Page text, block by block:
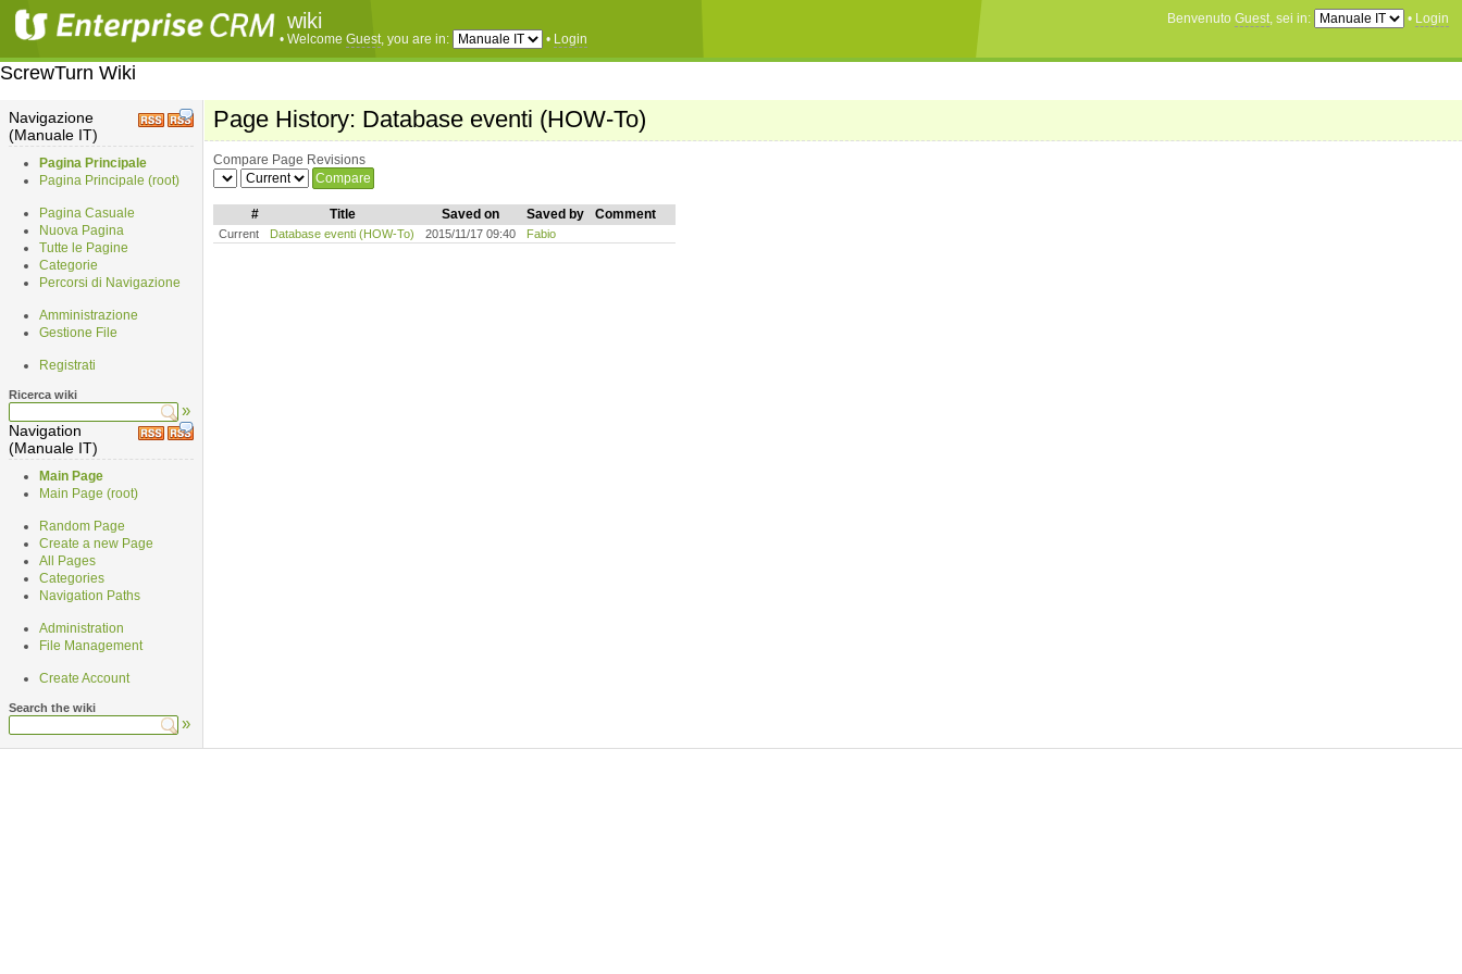
wiki Benvenuto Guest, sei in: • Login
• Welcome Guest, you are in: • Login
ScrewTurn Wiki
Navigazione
(Manuale IT)
Pagina Principale
Pagina Principale (root)
Pagina Casuale
Nuova Pagina
Tutte le Pagine
Categorie
Percorsi di Navigazione
Amministrazione
Gestione File
Registrati
Ricerca wiki
»
Navigation
(Manuale IT)
Main Page
Main Page (root)
Random Page
Create a new Page
All Pages
Categories
Navigation Paths
Administration
File Management
Create Account
Search the wiki
»
Page History: Database eventi (HOW-To)
Compare Page Revisions
# Title Saved on Saved by Comment
Current Database eventi (HOW-To) 2015/11/17 09:40 Fabio